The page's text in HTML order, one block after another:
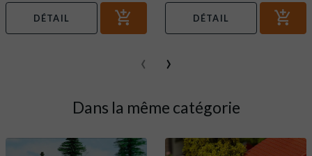
DÉTAIL DÉTAIL
‹ ›
Dans la même catégorie